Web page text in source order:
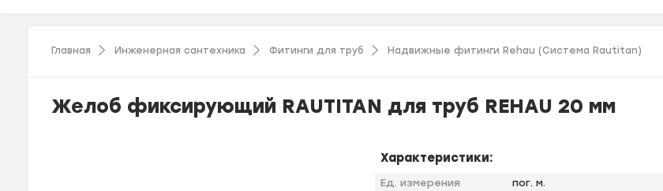
Главная Инженерная сантехника Фитинги для труб Надвижные фитинги Rehau (Система Rautitan)
Желоб фиксирующий RAUTITAN для труб REHAU 20 мм
Характеристики:
Ед. измерения
пог. м.